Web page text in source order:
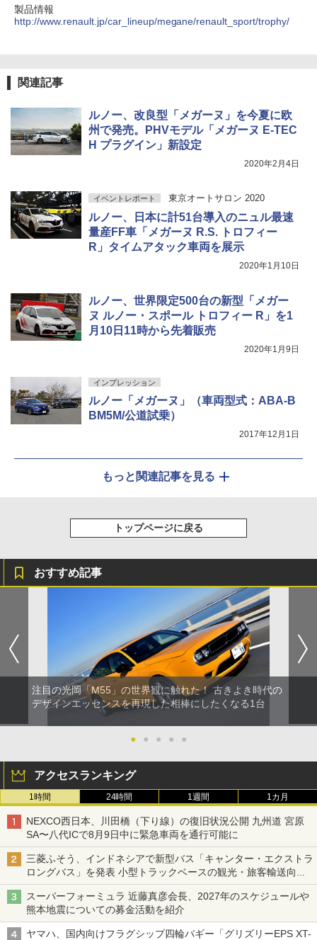
製品情報
http://www.renault.jp/car_lineup/megane/renault_sport/trophy/
関連記事
ルノー、改良型「メガーヌ」を今夏に欧
州で発売。PHVモデル「メガーヌ E-TEC
H プラグイン」新設定
2020年2月4日
イベントレポート 東京オートサロン 2020
ルノー、日本に計51台導入のニュル最速
量産FF車「メガーヌ R.S. トロフィー
R」タイムアタック車両を展示
2020年1月10日
ルノー、世界限定500台の新型「メガー
ヌ ルノー・スポール トロフィー R」を1
月10日11時から先着販売
2020年1月9日
インプレッション
ルノー「メガーヌ」（車両型式：ABA-B
BM5M/公道試乗）
2017年12月1日
もっと関連記事を見る
トップページに戻る
おすすめ記事
注目の光岡「M55」の世界観に触れた！ 古きよき時代の
デザインエッセンスを再現した相棒にしたくなる1台
● ● ● ● ●
アクセスランキング
1時間 24時間 1週間 1カ月
NEXCO西日本、川田橋（下り線）の復旧状況公開 九州道 宮原
SA〜八代ICで8月9日中に緊急車両を通行可能に
三菱ふそう、インドネシアで新型バス「キャンター・エクストラ
ロングバス」を発表 小型トラックベースの観光・旅客輸送向け
バス
スーパーフォーミュラ 近藤真彦会長、2027年のスケジュールや
熊本地震についての募金活動を紹介
ヤマハ、国内向けフラグシップ四輪バギー「グリズリーEPS XT-